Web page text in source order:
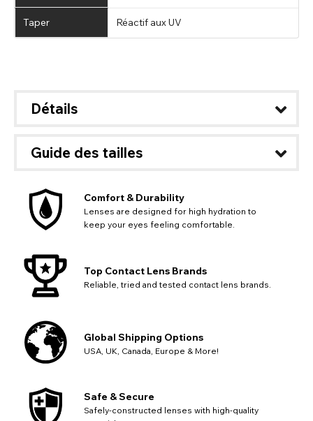
Taper Réactif aux UV
Détails
Guide des tailles
Comfort & Durability
Lenses are designed for high hydration to
keep your eyes feeling comfortable.
Top Contact Lens Brands
Reliable, tried and tested contact lens brands.
Global Shipping Options
USA, UK, Canada, Europe & More!
Safe & Secure
Safely-constructed lenses with high-quality